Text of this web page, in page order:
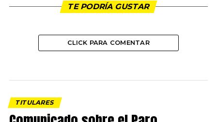
TE PODRÍA GUSTAR
CLICK PARA COMENTAR
TITULARES